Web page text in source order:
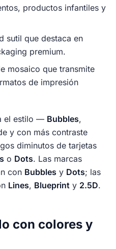
productos infantiles y
sutil que destaca en
premium.
mosaico que transmite
de impresión
el estilo — Bubbles,
y con más contraste
diminutos de tarjetas
o Dots. Las marcas
con Bubbles y Dots; las
Lines, Blueprint y 2.5D.
con colores y